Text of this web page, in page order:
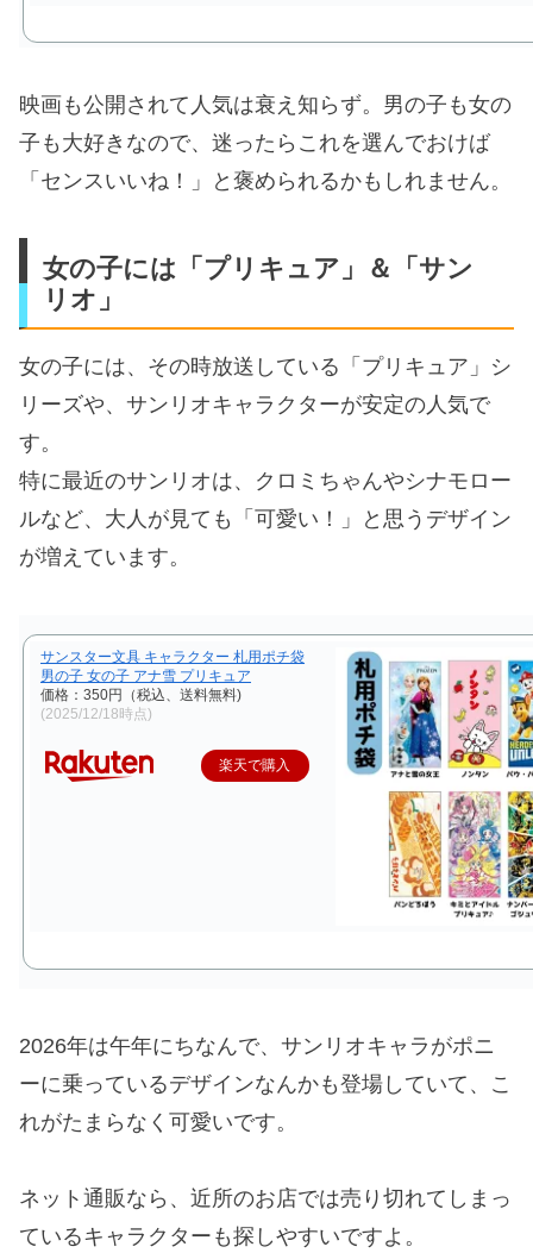
映画も公開されて人気は衰え知らず。男の子も女の
子も大好きなので、迷ったらこれを選んでおけば
「センスいいね！」と褒められるかもしれません。
女の子には「プリキュア」＆「サン
リオ」
女の子には、その時放送している「プリキュア」シ
リーズや、サンリオキャラクターが安定の人気で
す。
特に最近のサンリオは、クロミちゃんやシナモロー
ルなど、大人が見ても「可愛い！」と思うデザイン
が増えています。
サンスター文具 キャラクター 札用ポチ袋
男の子 女の子 アナ雪 プリキュア
価格：350円（税込、送料無料)
(2025/12/18時点)
楽天で購入
2026年は午年にちなんで、サンリオキャラがポニ
ーに乗っているデザインなんかも登場していて、こ
れがたまらなく可愛いです。
ネット通販なら、近所のお店では売り切れてしまっ
ているキャラクターも探しやすいですよ。